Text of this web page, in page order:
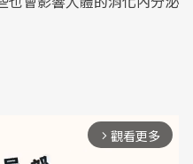
arrow_forward_ios 觀看更多